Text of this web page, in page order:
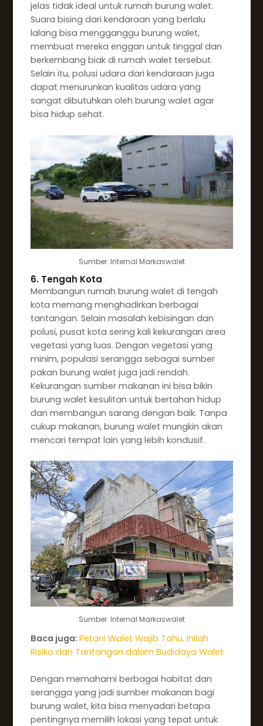
jelas tidak ideal untuk rumah burung walet.
Suara bising dari kendaraan yang berlalu
lalang bisa mengganggu burung walet,
membuat mereka enggan untuk tinggal dan
berkembang biak di rumah walet tersebut.
Selain itu, polusi udara dari kendaraan juga
dapat menurunkan kualitas udara yang
sangat dibutuhkan oleh burung walet agar
bisa hidup sehat.
Sumber: Internal Markaswalet
6. Tengah Kota
Membangun rumah burung walet di tengah
kota memang menghadirkan berbagai
tantangan. Selain masalah kebisingan dan
polusi, pusat kota sering kali kekurangan area
vegetasi yang luas. Dengan vegetasi yang
minim, populasi serangga sebagai sumber
pakan burung walet juga jadi rendah.
Kekurangan sumber makanan ini bisa bikin
burung walet kesulitan untuk bertahan hidup
dan membangun sarang dengan baik. Tanpa
cukup makanan, burung walet mungkin akan
mencari tempat lain yang lebih kondusif.
Sumber: Internal Markaswalet
Baca juga: Petani Walet Wajib Tahu, Inilah
Risiko dan Tantangan dalam Budidaya Walet
Dengan memahami berbagai habitat dan
serangga yang jadi sumber makanan bagi
burung walet, kita bisa menyadari betapa
pentingnya memilih lokasi yang tepat untuk